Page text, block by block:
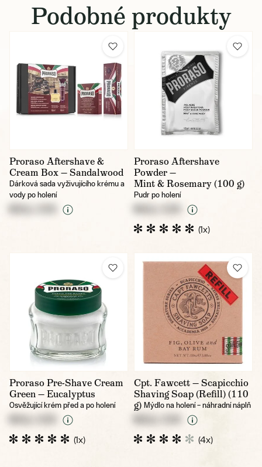
Podobné produkty
Proraso Aftershave &
Cream Box — Sandalwood
Dárková sada vyživujícího krému a
vody po holení
Proraso Aftershave
Powder —
Mint & Rosemary (100 g)
Pudr po holení
(1x)
Proraso Pre-Shave Cream
Green — Eucalyptus
Osvěžující krém před a po holení
(1x)
Cpt. Fawcett — Scapicchio
Shaving Soap (Refill) (110
g) Mýdlo na holení – náhradní náplň
(4x)